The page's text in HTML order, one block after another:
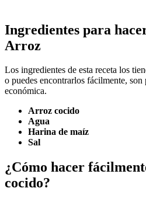
Ingredientes para
Arroz
Los ingredientes de esta receta los
o puedes encontrarlos fácilmente,
económica.
Arroz cocido
Agua
Harina de maíz
Sal
¿Cómo hacer
cocido?